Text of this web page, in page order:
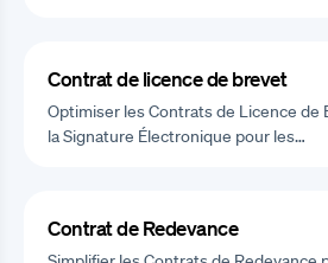
Contrat de licence de brevet
Optimiser les Contrats de Licence de
la Signature Électronique pour les…
Contrat de Redevance